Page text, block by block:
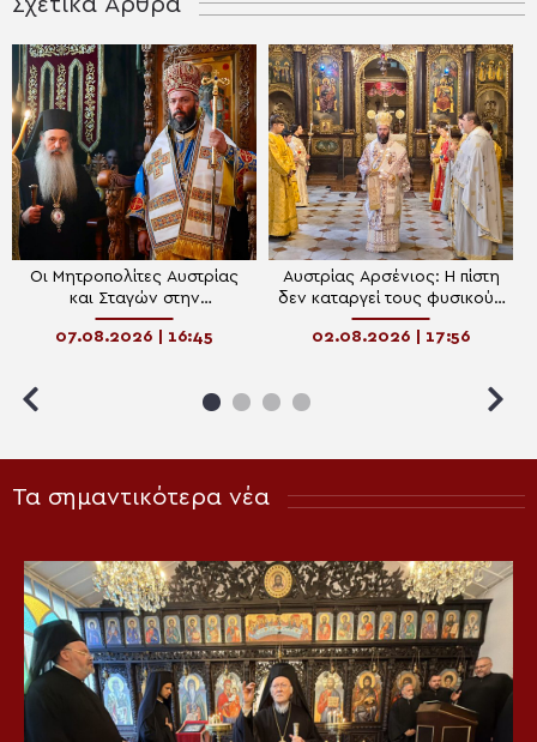
Σχετικά Άρθρα
Οι Μητροπολίτες Αυστρίας
και Σταγών στην
πανηγυρίζουσα Ιερά Μονή
Μεταμορφώσεως του
07.08.2026 | 16:45
Αυστρίας Αρσένιος: Η πίστη
δεν καταργεί τους φυσικούς
νόμους, αλλά εισάγει τον
άνθρωπο στην ενέργεια του
02.08.2026 | 17:56
Τα σημαντικότερα νέα